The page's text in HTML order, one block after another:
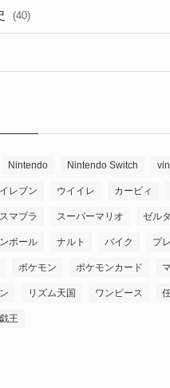
(40)
Nintendo Nintendo Switch
レブン ウイイレ カービィ
スマブラ スーパーマリオ ゼル
ボール ナルト バイク プ
ポケモン ポケモンカード
リズム天国 ワンピース
王